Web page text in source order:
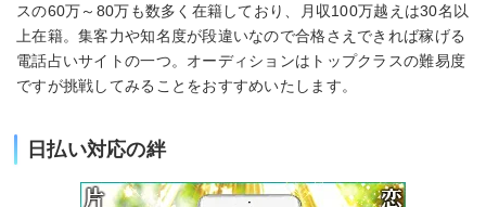
スの60万～80万も数多く在籍しており、月収100万越えは30名以
上在籍。集客力や知名度が段違いなので合格さえできれば稼げる
電話占いサイトの一つ。オーディションはトップクラスの難易度
ですが挑戦してみることをおすすめいたします。
日払い対応の絆